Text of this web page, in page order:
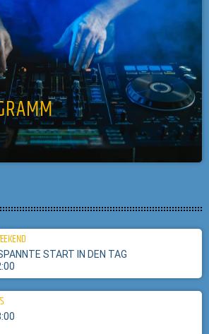
START IN DEN TAG